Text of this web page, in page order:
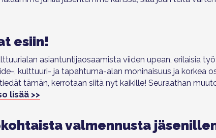
esiin!
asiantuntijaosaamista viiden upean, erilaisia
, kulttuuri- ja tapahtuma-alan moninaisuus ja korkea
tämän, kerrotaan siitä nyt kaikille! Seuraathan
lisää >>
valmennusta